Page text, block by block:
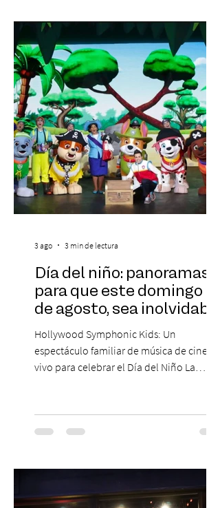
experiencias laborales forman parte de la
realidad de miles de trabajadores, Trabajo
de Monos – Reflexiones de la Selva
Corporativa, del autor Mauricio Eduardo
Medina, ha trascendido el ámbito editorial
Día del niño: panoramas
para que este domingo 09
de agosto, sea inolvidable
Hollywood Symphonic Kids: Un
espectáculo familiar de música de cine en
vivo para celebrar el Día del Niño La
musical única e inolvidable con motivo del
Día del Niño. El espectáculo Hollywood
de todos los tiempos en un concierto en
sinfónica en pleno, coro y una
3 ago 3 min de lectura